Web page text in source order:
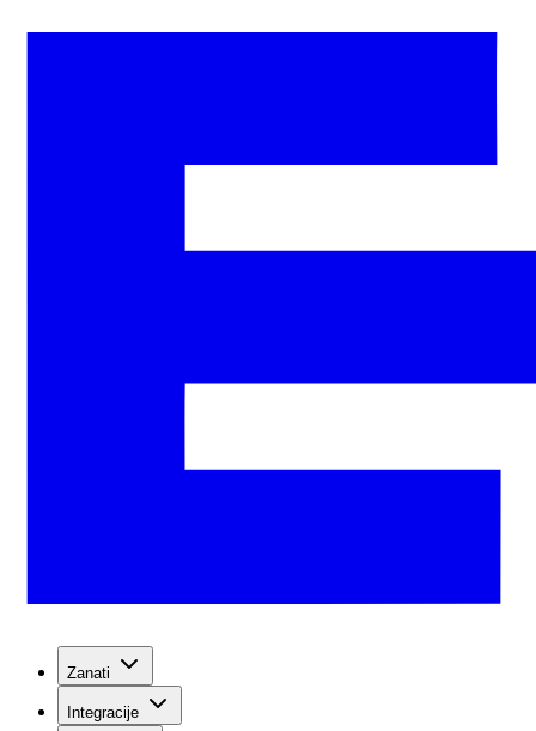
Zanati
Integracije